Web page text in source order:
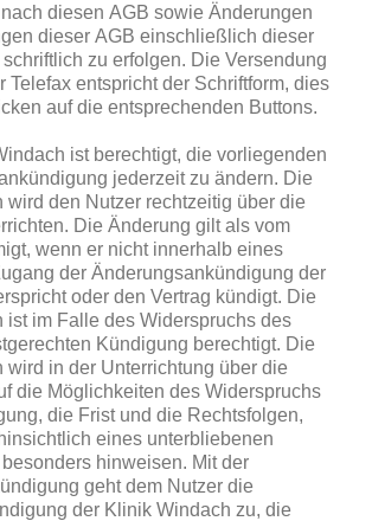
diesen AGB sowie Änderungen
dieser AGB einschließlich dieser
zu erfolgen. Die Versendung
Telefax entspricht der Schriftform, dies
auf die entsprechenden Buttons.
ist berechtigt, die vorliegenden
jederzeit zu ändern. Die
wird den Nutzer rechtzeitig über die
Die Änderung gilt als vom
wenn er nicht innerhalb eines
der Änderungsankündigung der
oder den Vertrag kündigt. Die
ist im Falle des Widerspruchs des
Kündigung berechtigt. Die
wird in der Unterrichtung über die
die Möglichkeiten des Widerspruchs
die Frist und die Rechtsfolgen,
eines unterbliebenen
hinweisen. Mit der
geht dem Nutzer die
der Klinik Windach zu, die